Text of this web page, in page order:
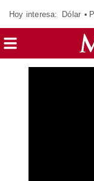
Hoy interesa: Dólar